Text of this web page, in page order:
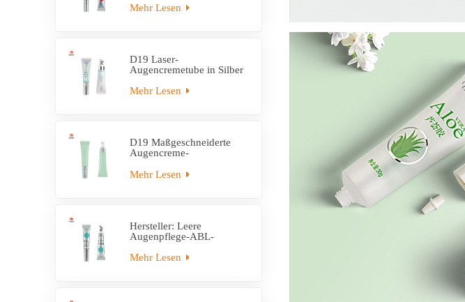
Zinklegierung
Mehr Lesen
D19 Laser-
Augencremetube in Silber
Zinklegierung
Mehr Lesen
D19 Maßgeschneiderte
Augencreme-
Kunststoff
Mehr Lesen
Hersteller: Leere
Augenpflege-ABL-
Massageapplikator
Mehr Lesen